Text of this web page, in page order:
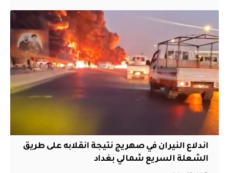
اندلاع النيران في صهريج نتيجة انقلابه على طريق
الشعلة السريع شمالي بغداد